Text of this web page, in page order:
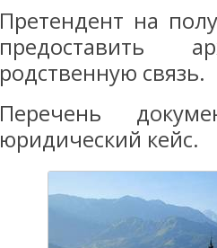
Претендент на
предоставить
родственную связь.
Перечень
юридический кейс.